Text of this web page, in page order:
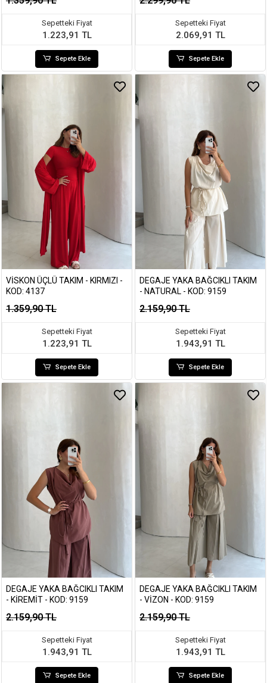
Sepetteki Fiyat
1.223,91 TL
Sepete Ekle
Sepetteki Fiyat
2.069,91 TL
Sepete Ekle
VISKON ÜÇLÜ TAKIM - KIRMIZI -
KOD: 4137
1.359,90 TL
Sepetteki Fiyat
1.223,91 TL
Sepete Ekle
DEGAJE YAKA BAĞCIKLI TAKIM
- NATURAL - KOD: 9159
2.159,90 TL
Sepetteki Fiyat
1.943,91 TL
Sepete Ekle
DEGAJE YAKA BAĞCIKLI TAKIM
- KIREMIT - KOD: 9159
2.159,90 TL
Sepetteki Fiyat
1.943,91 TL
Sepete Ekle
DEGAJE YAKA BAĞCIKLI TAKIM
- VIZON - KOD: 9159
2.159,90 TL
Sepetteki Fiyat
1.943,91 TL
Sepete Ekle